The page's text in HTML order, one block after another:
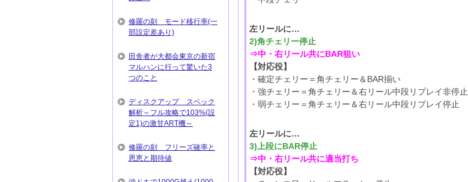
左リールに…
2)角チェリー停止
⇒中・右リール共にBAR狙い
【対応役】
・確定チェリー＝角チェリー＆BAR揃い
・強チェリー＝角チェリー＆右リール中段リプレイ非停止
・弱チェリー＝角チェリー＆右リール中段リプレイ停止
左リールに…
3)上段にBAR停止
⇒中・右リール共に適当打ち
【対応役】
修羅の刻 モード移行率(一
部設定差あり)
田舎者が大都会東京の新宿
マルハンに行って驚いた3
つのこと
ディスクアップ スペック
解析～フル攻略で103%(設
定1)の激甘ART機～
修羅の刻 フリーズ確率と
恩恵と期待値